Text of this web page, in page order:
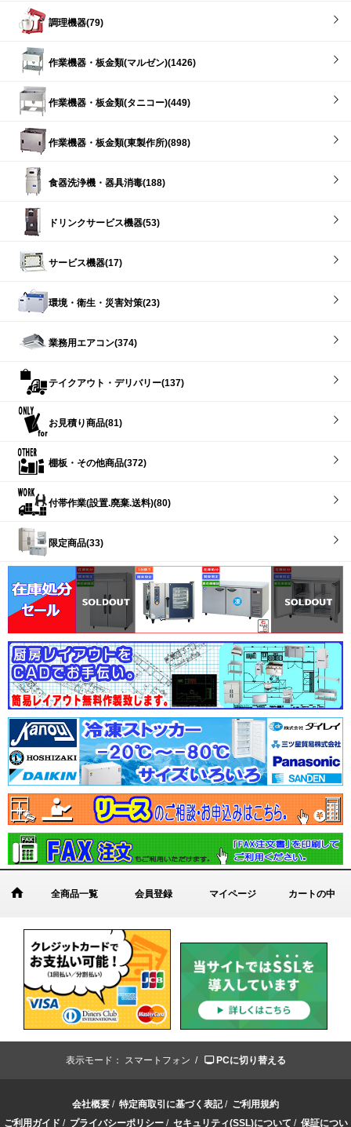
調理機器(79)
作業機器・板金類(マルゼン)(1426)
作業機器・板金類(タニコー)(449)
作業機器・板金類(東製作所)(898)
食器洗浄機・器具消毒(188)
ドリンクサービス機器(53)
サービス機器(17)
環境・衛生・災害対策(23)
業務用エアコン(374)
テイクアウト・デリバリー(137)
お見積り商品(81)
棚板・その他商品(372)
付帯作業(設置.廃棄.送料)(80)
限定商品(33)
全商品一覧 会員登録 マイページ カートの中
表示モード： スマートフォン / PCに切り替える
会社概要 / 特定商取引に基づく表記/ ご利用規約
ご利用ガイド / プライバシーポリシー/ セキュリティ(SSL)について / 保証につい